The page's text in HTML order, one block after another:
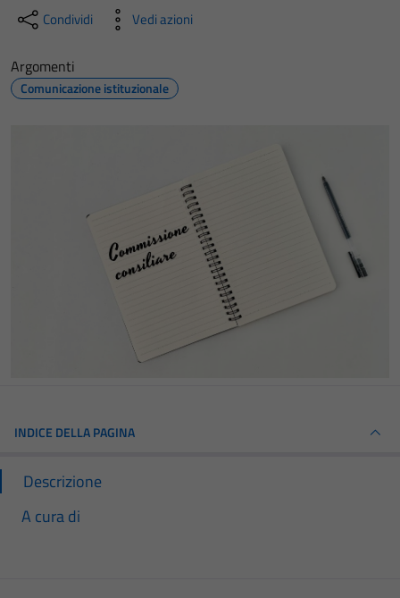
Condividi Vedi azioni
Argomenti
Comunicazione istituzionale
INDICE DELLA PAGINA
Descrizione
A cura di